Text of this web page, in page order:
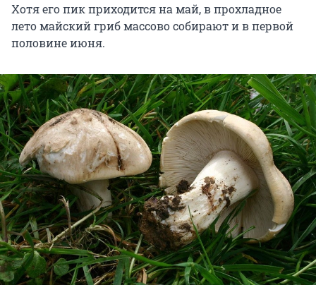
Хотя его пик приходится на май, в прохладное
лето майский гриб массово собирают и в первой
половине июня.